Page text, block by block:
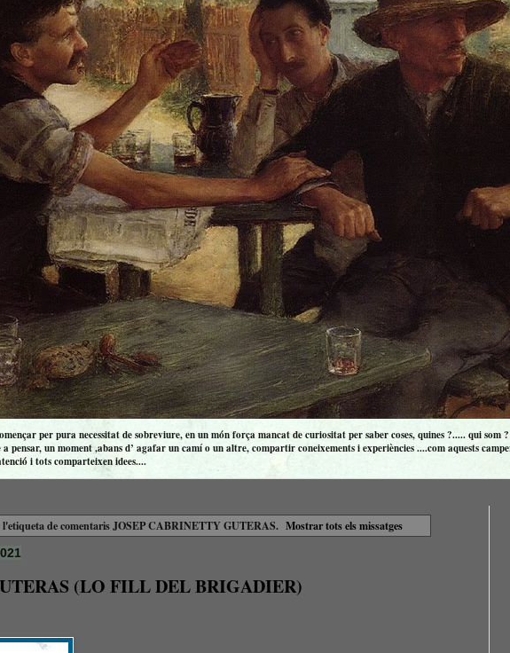
per pura necessitat de sobreviure, en un món força mancat de curiositat per saber coses, quines ?..... qui
un moment ,abans d’ agafar un camí o un altre, compartir coneixements i experiències ....com aquests
i tots comparteixen idees....
l'etiqueta de comentarisJOSEP CABRINETTY GUTERAS. Mostrar tots els missatges
(LO FILL DEL BRIGADIER)